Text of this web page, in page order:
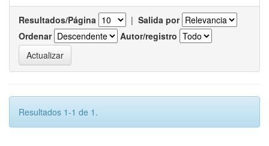
Resultados/Página | Salida por
Ordenar
Autor/registro
Resultados 1-1 de 1.